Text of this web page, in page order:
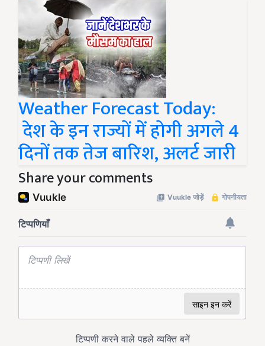
Weather Forecast Today:
देश के इन राज्यों में होगी अगले 4
दिनों तक तेज बारिश, अलर्ट जारी
Share your comments